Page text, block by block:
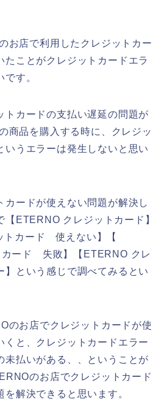
お店で利用したクレジットカー
たことがクレジットカードエラ
す。
トカードの支払い遅延の問題が
商品を購入する時に、クレジッ
いうエラーは発生しないと思い
カードが使えない問題が解決し
【ETERNO クレジットカード】
トカード 使えない】【
カード 失敗】【ETERNO クレ
という感じで調べてみるとい
のお店でクレジットカードが使
くと、クレジットカードエラー
未払いがある、、ということが
のお店でクレジットカード
解決できると思います。